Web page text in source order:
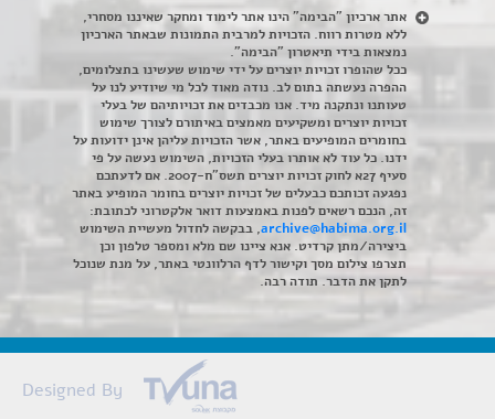
אתר ארכיון "הבימה" הינו אתר לימוד ומחקר שאיננו מסחרי,
ללא מטרות רווח. הזכויות למרבית התמונות שבאתר הארכיון
נמצאות בידי תיאטרון "הבימה".
ככל שהופרו זכויות יוצרים על ידי שימוש שעשינו בתצלומים,
ההפרה נעשתה בתום לב. נודה מאוד לכל מי שיודיע לנו על
טעותנו ונתקנה מיד. אנו מכבדים את זכויותיהם של בעלי
זכויות יוצרים ומשקיעים מאמצים באיתורם לצורך שימוש
בחומרים המופיעים באתר, אשר הזכויות עליהן אינן ידועות על
ידנו. כל עוד לא אותרו בעלי הזכויות, השימוש נעשה על פי
סעיף 27א לחוק זכויות יוצרים תשס"ח-2007. אם לדעתכם
נפגעה זכותכם כבעלים של זכויות יוצרים בחומר המופיע באתר
זה, הנכם רשאים לפנות באמצעות דואר אלקטרוני לכתובת:
archive@habima.org.il, בבקשה לחדול מעשיית השימוש
ביצירה/מתן קרדיט. אנא ציינו שם מלא ומספר טלפון וכן
תצרפו צילום מסך וקישור לדף הרלוונטי באתר, על מנת שנוכל
לתקן את הדבר. תודה רבה.
Designed By